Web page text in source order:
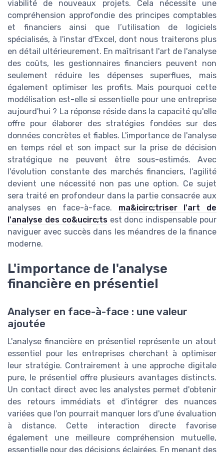
viabilité de nouveaux projets. Cela nécessite une
compréhension approfondie des principes comptables
et financiers ainsi que l’utilisation de logiciels
spécialisés, à l'instar d'Excel, dont nous traiterons plus
en détail ultérieurement. En maîtrisant l'art de l'analyse
des coûts, les gestionnaires financiers peuvent non
seulement réduire les dépenses superflues, mais
également optimiser les profits. Mais pourquoi cette
modélisation est-elle si essentielle pour une entreprise
aujourd'hui ? La réponse réside dans la capacité qu'elle
offre pour élaborer des stratégies fondées sur des
données concrètes et fiables. L'importance de l'analyse
en temps réel et son impact sur la prise de décision
stratégique ne peuvent être sous-estimés. Avec
l'évolution constante des marchés financiers, l’agilité
devient une nécessité non pas une option. Ce sujet
sera traité en profondeur dans la partie consacrée aux
analyses en face-à-face. ma&icirc;triser l'art de
l'analyse des co&ucirc;tsest donc indispensable pour
naviguer avec succès dans les méandres de la finance
moderne.
L'importance de l'analyse
financière en présentiel
Analyser en face-à-face : une valeur
ajoutée
L'analyse financière en présentiel représente un atout
essentiel pour les entreprises cherchant à optimiser
leur stratégie. Contrairement à une approche digitale
pure, le présentiel offre plusieurs avantages distincts.
Un contact direct avec les analystes permet d'obtenir
des retours immédiats et d'intégrer des nuances
variées que l'on pourrait manquer lors d'une évaluation
à distance. Cette interaction directe favorise
également une meilleure compréhension mutuelle,
essentielle pour des décisions éclairées. En menant des